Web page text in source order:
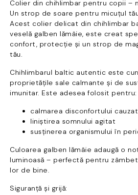
Colier din chihlimbar pentru copii –
Un strop de soare pentru micuțul
Acest colier delicat din chihlimbar
veselă galben lămâie, este creat
confort, protecție și un strop de
tău.
Chihlimbarul baltic autentic este
proprietățile sale calmante și de
imunitar. Este adesea folosit pentru:
calmarea disconfortului
liniștirea somnului agitat
susținerea organismului în
Culoarea galben lămâie adaugă o
luminoasă – perfectă pentru
lor de bine.
Siguranță și grijă: